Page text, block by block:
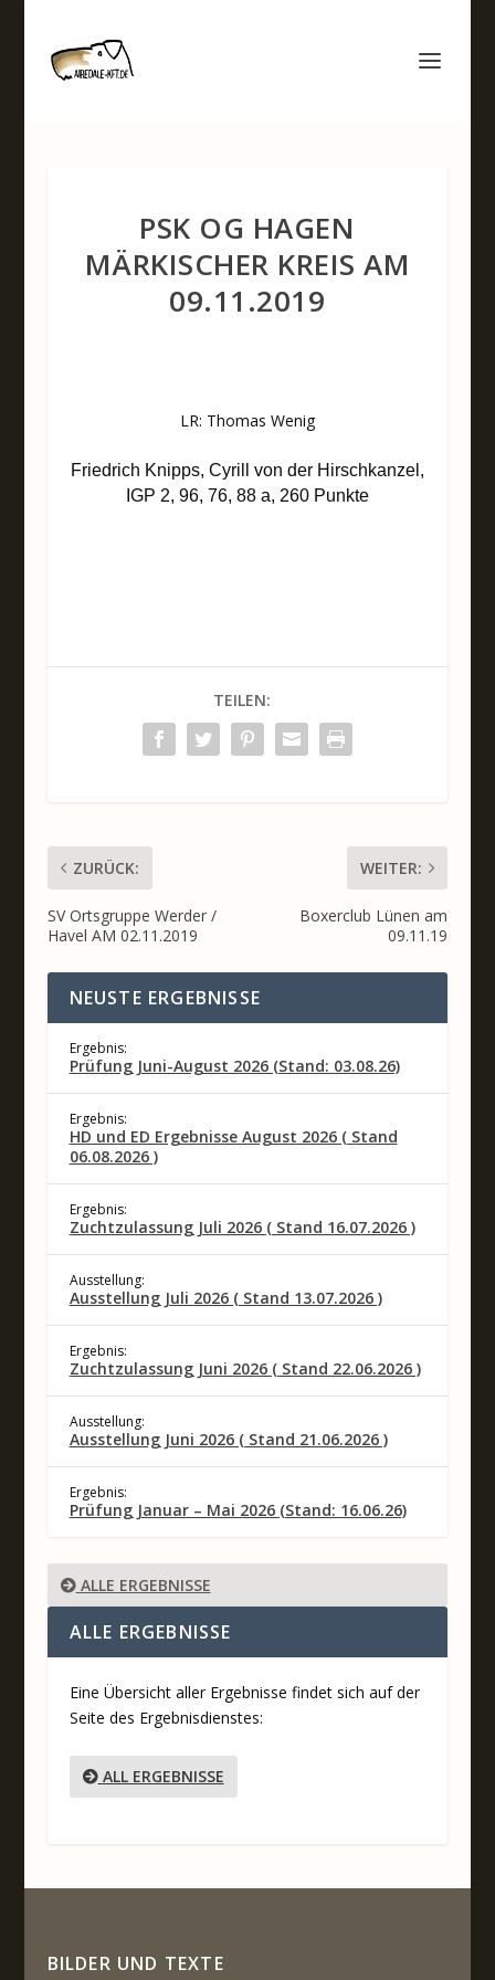
PSK OG HAGEN
MÄRKISCHER KREIS AM
09.11.2019
LR: Thomas Wenig
Friedrich Knipps, Cyrill von der Hirschkanzel,
IGP 2, 96, 76, 88 a, 260 Punkte
TEILEN:
ZURÜCK:
SV Ortsgruppe Werder /
Havel AM 02.11.2019
WEITER:
Boxerclub Lünen am
09.11.19
NEUSTE ERGEBNISSE
Ergebnis:
Prüfung Juni-August 2026 (Stand: 03.08.26)
Ergebnis:
HD und ED Ergebnisse August 2026 ( Stand
06.08.2026 )
Ergebnis:
Zuchtzulassung Juli 2026 ( Stand 16.07.2026 )
Ausstellung:
Ausstellung Juli 2026 ( Stand 13.07.2026 )
Ergebnis:
Zuchtzulassung Juni 2026 ( Stand 22.06.2026 )
Ausstellung:
Ausstellung Juni 2026 ( Stand 21.06.2026 )
Ergebnis:
Prüfung Januar – Mai 2026 (Stand: 16.06.26)
ALLE ERGEBNISSE
ALLE ERGEBNISSE
Eine Übersicht aller Ergebnisse findet sich auf der
Seite des Ergebnisdienstes:
ALL ERGEBNISSE
BILDER UND TEXTE